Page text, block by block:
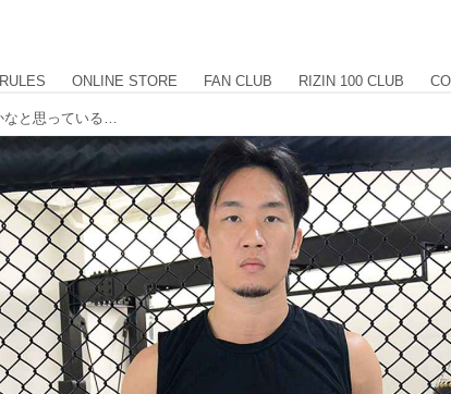
RULES ONLINE STORE FAN CLUB RIZIN 100 CLUB